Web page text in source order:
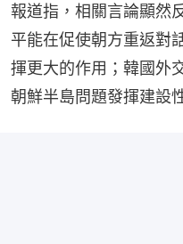
報道指，相關言論顯然
平能在促使朝方重返對
揮更大的作用；韓國外
朝鮮半島問題發揮建設